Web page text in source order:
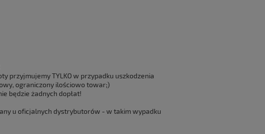
przyjmujemy TYLKO w przypadku uszkodzenia
ograniczony ilościowo towar;)
będzie żadnych dopłat!
u oficjalnych dystrybutorów - w takim wypadku